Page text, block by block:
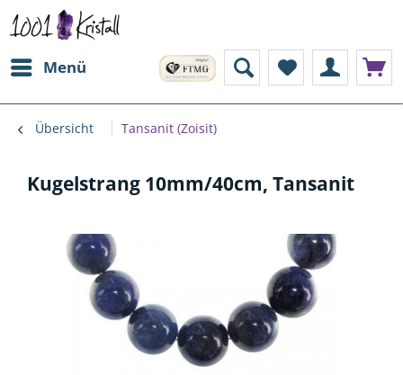
Menü
Übersicht Tansanit (Zoisit)
Kugelstrang 10mm/40cm, Tansanit